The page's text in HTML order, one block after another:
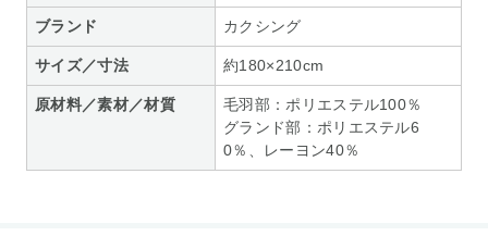
ブランド カクシング
サイズ／寸法 約180×210cm
原材料／素材／材質
毛羽部：ポリエステル100％
グランド部：ポリエステル6
0％、レーヨン40％